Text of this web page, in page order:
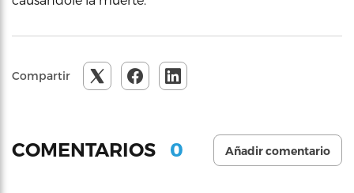
Compartir
COMENTARIOS 0 Añadir comentario